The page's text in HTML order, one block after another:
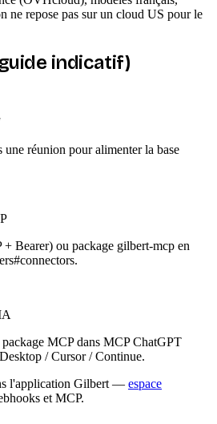
ne repose pas sur un cloud US pour le
indicatif)
une réunion pour alimenter la base
Bearer) ou package gilbert-mcp en
MCP dans MCP ChatGPT
/ Cursor / Continue.
l'application Gilbert — espace
et MCP.